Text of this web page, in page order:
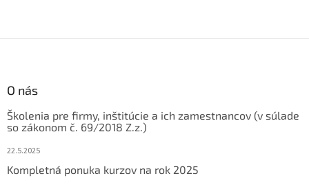
O nás
Školenia pre firmy, inštitúcie a ich zamestnancov (v súlade
so zákonom č. 69/2018 Z.z.)
22.5.2025
Kompletná ponuka kurzov na rok 2025